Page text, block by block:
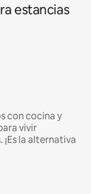
estancias
con cocina y
vivir
la alternativa